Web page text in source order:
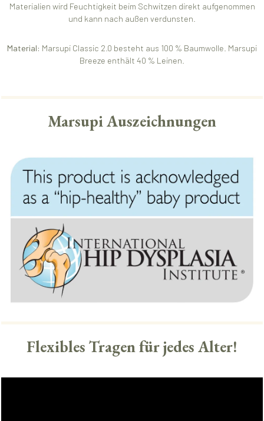
Materialien wird Feuchtigkeit beim Schwitzen direkt aufgenommen
und kann nach außen verdunsten.
Material: Marsupi Classic 2.0 besteht aus 100 % Baumwolle. Marsupi
Breeze enthält 40 % Leinen.
Marsupi Auszeichnungen
Flexibles Tragen für jedes Alter!